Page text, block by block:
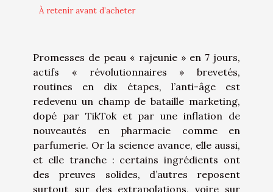
À retenir avant d’acheter
Promesses de peau « rajeunie » en 7 jours,
actifs « révolutionnaires » brevetés,
routines en dix étapes, l’anti-âge est
redevenu un champ de bataille marketing,
dopé par TikTok et par une inflation de
nouveautés en pharmacie comme en
parfumerie. Or la science avance, elle aussi,
et elle tranche : certains ingrédients ont
des preuves solides, d’autres reposent
surtout sur des extrapolations, voire sur